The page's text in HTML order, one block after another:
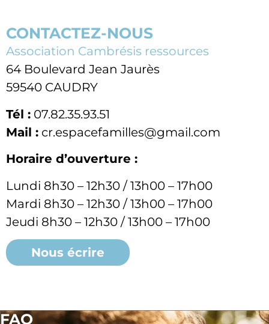
CONTACTEZ-NOUS
Association Cambrésis ressources
64 Boulevard Jean Jaurès
59540 CAUDRY
Tél : 07.82.35.93.51
Mail : cr.espacefamilles@gmail.com
Horaire d’ouverture :
Lundi 8h30 – 12h30 / 13h00 – 17h00
Mardi 8h30 – 12h30 / 13h00 – 17h00
Jeudi 8h30 – 12h30 / 13h00 – 17h00
Nous écrire
FAQ